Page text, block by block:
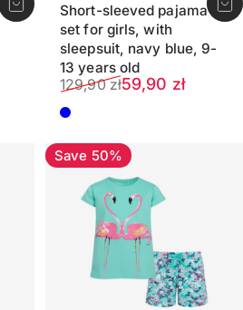
Short-sleeved pajama
set for girls, with
sleepsuit, navy blue, 9-
13 years old
Sale price59,90 zł
Regular price
129,90 zł
Dark blue
Save 50%